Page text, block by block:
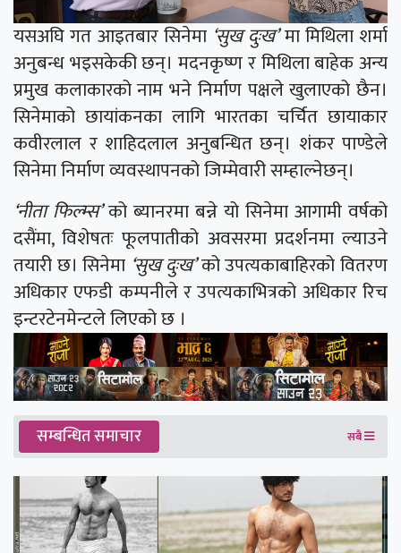
यसअघि गत आइतबार सिनेमा ‘सुख दुःख’मा मिथिला शर्मा
अनुबन्ध भइसकेकी छन्। मदनकृष्ण र मिथिला बाहेक अन्य
प्रमुख कलाकारको नाम भने निर्माण पक्षले खुलाएको छैन।
सिनेमाको छायांकनका लागि भारतका चर्चित छायाकार
कवीरलाल र शाहिदलाल अनुबन्धित छन्। शंकर पाण्डेले
सिनेमा निर्माण व्यवस्थापनको जिम्मेवारी सम्हाल्नेछन्।
‘नीता फिल्म्स’को ब्यानरमा बन्ने यो सिनेमा आगामी वर्षको
दसैंमा, विशेषतः फूलपातीको अवसरमा प्रदर्शनमा ल्याउने
तयारी छ। सिनेमा ‘सुख दुःख’को उपत्यकाबाहिरको वितरण
अधिकार एफडी कम्पनीले र उपत्यकाभित्रको अधिकार रिच
इन्टरटेनमेन्टले लिएको छ ।
सम्बन्धित समाचार सबै